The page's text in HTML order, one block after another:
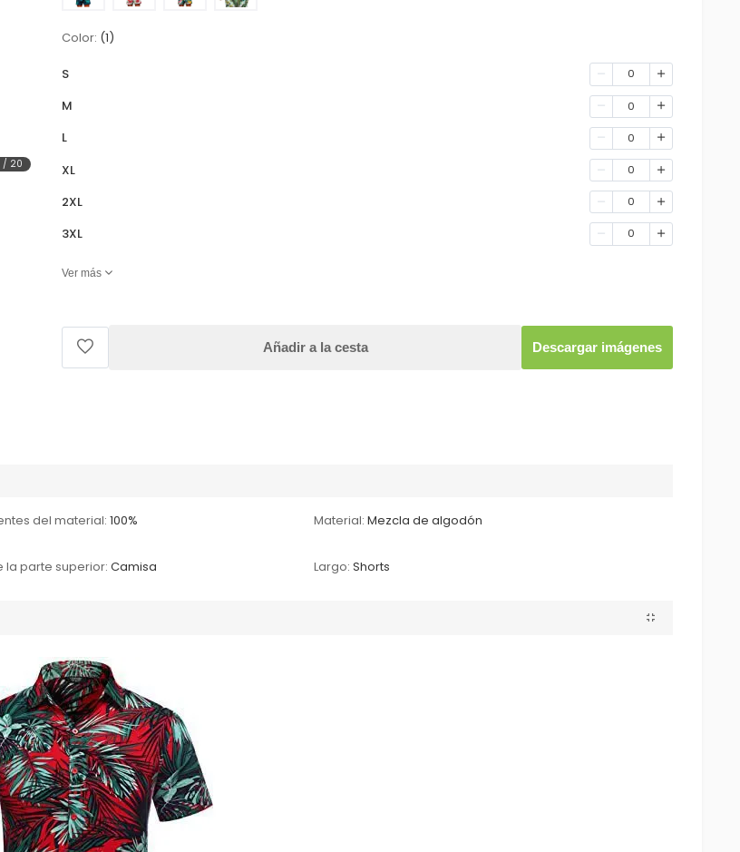
/ 20
Color: (1)
S 0
M 0
L 0
XL 0
2XL 0
3XL 0
Ver más
Añadir a la cesta Descargar imágenes
del material: 100% Material: Mezcla de algodón
la parte superior: Camisa Largo: Shorts